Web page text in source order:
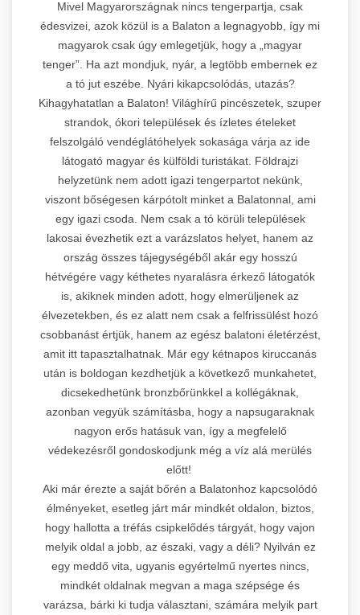
Mivel Magyarországnak nincs tengerpartja, csak
édesvizei, azok közül is a Balaton a legnagyobb, így mi
magyarok csak úgy emlegetjük, hogy a „magyar
tenger”. Ha azt mondjuk, nyár, a legtöbb embernek ez
a tó jut eszébe. Nyári kikapcsolódás, utazás?
Kihagyhatatlan a Balaton! Világhírű pincészetek, szuper
strandok, ókori települések és ízletes ételeket
felszolgáló vendéglátóhelyek sokasága várja az ide
látogató magyar és külföldi turistákat. Földrajzi
helyzetünk nem adott igazi tengerpartot nekünk,
viszont bőségesen kárpótolt minket a Balatonnal, ami
egy igazi csoda. Nem csak a tó körüli települések
lakosai évezhetik ezt a varázslatos helyet, hanem az
ország összes tájegységéből akár egy hosszú
hétvégére vagy kéthetes nyaralásra érkező látogatók
is, akiknek minden adott, hogy elmerüljenek az
élvezetekben, és ez alatt nem csak a felfrissülést hozó
csobbanást értjük, hanem az egész balatoni életérzést,
amit itt tapasztalhatnak. Már egy kétnapos kiruccanás
után is boldogan kezdhetjük a következő munkahetet,
dicsekedhetünk bronzbőrünkkel a kollégáknak,
azonban vegyük számításba, hogy a napsugaraknak
nagyon erős hatásuk van, így a megfelelő
védekezésről gondoskodjunk még a víz alá merülés
előtt!
Aki már érezte a saját bőrén a Balatonhoz kapcsolódó
élményeket, esetleg járt már mindkét oldalon, biztos,
hogy hallotta a tréfás csipkelődés tárgyát, hogy vajon
melyik oldal a jobb, az északi, vagy a déli? Nyilván ez
egy meddő vita, ugyanis egyértelmű nyertes nincs,
mindkét oldalnak megvan a maga szépsége és
varázsa, bárki ki tudja választani, számára melyik part